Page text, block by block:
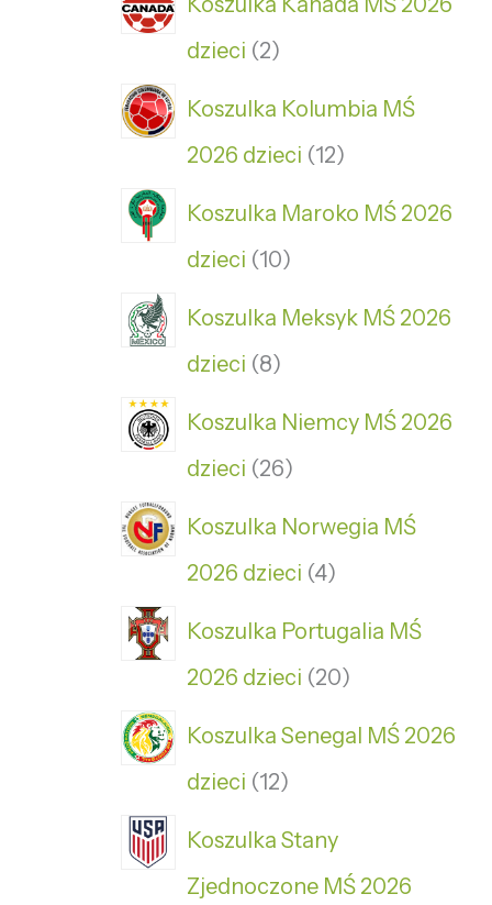
dzieci 2
Koszulka Kolumbia MŚ
2026 dzieci 12
Koszulka Maroko MŚ 2026
dzieci 10
Koszulka Meksyk MŚ 2026
dzieci 8
Koszulka Niemcy MŚ 2026
dzieci 26
Koszulka Norwegia MŚ
2026 dzieci 4
Koszulka Portugalia MŚ
2026 dzieci 20
Koszulka Senegal MŚ 2026
dzieci 12
Koszulka Stany
Zjednoczone MŚ 2026